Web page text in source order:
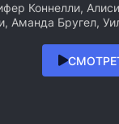
Коннелли,
Аманда Бругел,